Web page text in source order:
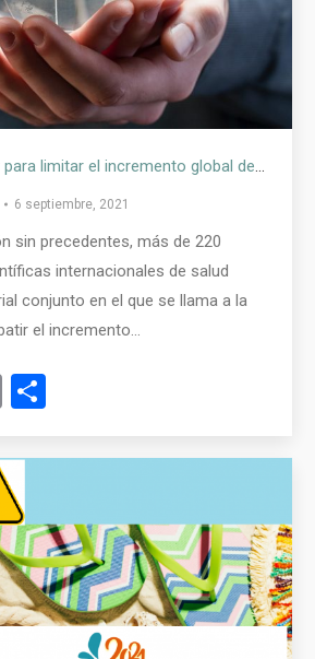
Llamada a actuar para limitar el incremento global de temperatura, restaurar la biodiversidad y proteger la salud
6 septiembre, 2021
sin precedentes, más de 220
internacionales de salud
conjunto en el que se llama a la
el incremento…
Email